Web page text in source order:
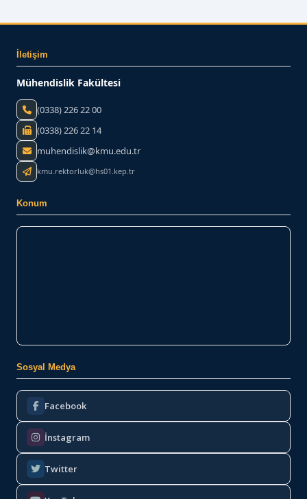
İletişim
Mühendislik Fakültesi
(0338) 226 22 00
(0338) 226 22 14
muhendislik@kmu.edu.tr
kmu.rektorluk@hs01.kep.tr
Konum
Sosyal Medya
Facebook
İnstagram
Twitter